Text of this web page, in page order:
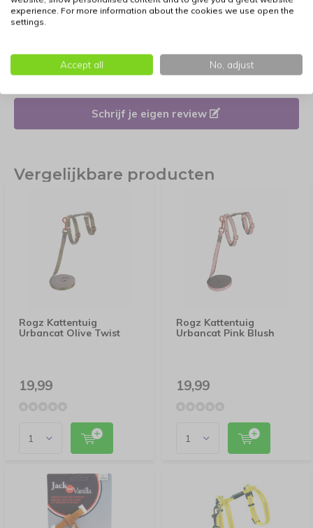
Er zijn nog geen reviews geschreven over dit product.
Schrijf je eigen review
Vergelijkbare producten
Rogz Kattentuig
Urbancat Olive Twist
19,99
Rogz Kattentuig
Urbancat Pink Blush
19,99
experience. For more information about the cookies we use open the
settings.
Accept all No, adjust